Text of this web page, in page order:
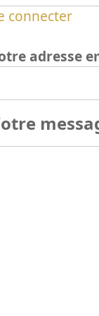
connecter
adresse